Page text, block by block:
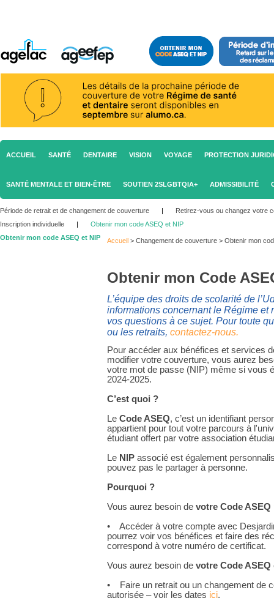
ACCUEIL SANTÉ DENTAIRE VISION VOYAGE PROTECTION
SANTÉ MENTALE ET BIEN-ÊTRE SOUTIEN 2SLGBTQIA+ ADMISSIBILITÉ
Période de retrait et de changement de couverture |
Retirez-vous ou changez votre
Inscription individuelle
|
Obtenir mon code ASEQ et NIP
Obtenir mon code ASEQ et NIP
Accueil > Changement de couverture > Obtenir mon
Obtenir mon Code
L’équipe des droits de scolarité de
informations concernant le Régime et
vos questions à ce sujet. Pour toute
ou les retraits, contactez-nous.
Pour accéder aux bénéfices et services
modifier votre couverture, vous aurez
votre mot de passe (NIP) même si vous
2024-2025.
C’est quoi ?
Le Code ASEQ, c’est un identifiant
appartient pour tout votre parcours à
étudiant offert par votre association
Le NIP associé est également
pouvez pas le partager à personne.
Pourquoi ?
Vous aurez besoin de votre Code ASEQ
• Accéder à votre compte avec
pourrez voir vos bénéfices et faire des
correspond à votre numéro de certificat.
Vous aurez besoin de votre Code ASEQ
• Faire un retrait ou un changement de
autorisée – voir les dates ici.